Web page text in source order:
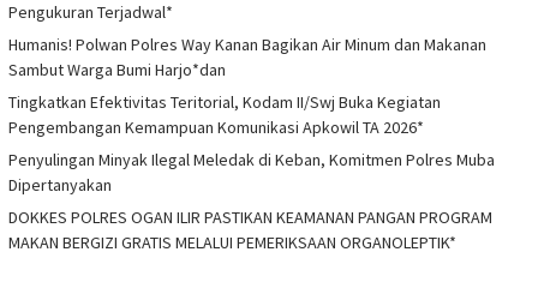
Pengukuran Terjadwal*
Humanis! Polwan Polres Way Kanan Bagikan Air Minum dan Makanan
Sambut Warga Bumi Harjo*dan
Tingkatkan Efektivitas Teritorial, Kodam II/Swj Buka Kegiatan
Pengembangan Kemampuan Komunikasi Apkowil TA 2026*
Penyulingan Minyak Ilegal Meledak di Keban, Komitmen Polres Muba
Dipertanyakan
DOKKES POLRES OGAN ILIR PASTIKAN KEAMANAN PANGAN PROGRAM
MAKAN BERGIZI GRATIS MELALUI PEMERIKSAAN ORGANOLEPTIK*